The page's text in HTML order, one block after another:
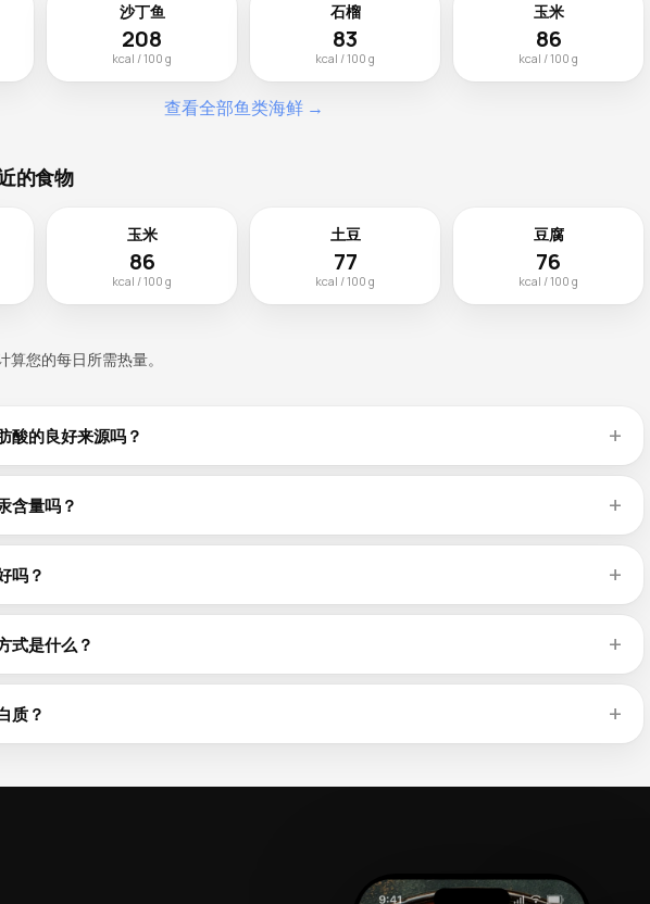
沙丁鱼
208
kcal / 100 g
石榴
83
kcal / 100 g
玉米
86
kcal / 100 g
查看全部鱼类海鲜 →
的食物
玉米
86
kcal / 100 g
土豆
77
kcal / 100 g
豆腐
76
kcal / 100 g
算您的每日所需热量。
酸的良好来源吗？
等多脂鱼类是欧米伽-3（EPA和DHA）最丰富的食物来源之一。鳕鱼每100g含总脂肪
份提供1-2g欧米伽-3。详情请查看上方的微量营养素表。
含量吗？
鱼、鲨鱼等大型掠食性鱼类往往积累更多汞，而三文鱼、沙丁鱼和罗非鱼等小型鱼类汞含
每周可以安全食用2-3份低汞鱼类。
吗？
上相差无几——罐装能有效保存蛋白质（每100g 17.8g）和欧米伽-3脂肪。罐头鱼可能钠含
产品。而且罐头更经济实惠，保质期也更长。
式是什么？
煮是最健康的方式——它们不额外添加脂肪，能将热量保持在接近生食的82 kcal/100g。应
使热量增加一倍以上。
质？